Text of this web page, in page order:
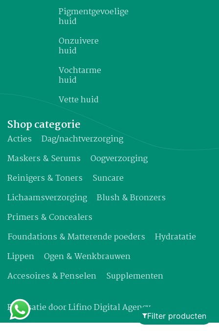
Filter producten
Pigmentgevoelige
huid
Onzuivere
huid
Vochtarme
huid
Vette huid
Shop categorie
Acties
Dag/nachtverzorging
Maskers & Serums
Oogverzorging
Reinigers & Toners
Suncare
Lichaamsverzorging
Blush & Bronzers
Primers & Concealers
Foundations & Matterende poeders
Hydratatie
Lippen
Ogen & Wenkbrauwen
Accesoires & Penselen
Supplementen
Realisatie doorLifino Digital Agency